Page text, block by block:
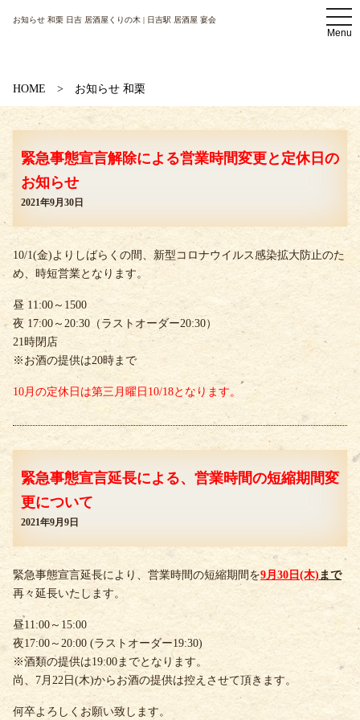
t
o
g
v
g
t
Menu
お知らせ 和栗 日吉 居酒屋くりの木 | 日吉駅 居酒屋 宴会
HOME お知らせ 和栗
緊急事態宣言解除による営業時間変更と定休日の
お知らせ
2021年9月30日
10/1(金)よりしばらくの間、新型コロナウイルス感染拡大防止のた
め、時短営業となります。
昼 11:00～1500
夜 17:00～20:30（ラストオーダー20:30）
21時閉店
※お酒の提供は20時まで
10月の定休日は第三月曜日10/18となります。
緊急事態宣言延長による、営業時間の短縮期間変
更について
2021年9月9日
緊急事態宣言延長により、営業時間の短縮期間を9月30 日(木) まで
再々延長いたします。
昼11:00～15:00
夜17:00～20:00 (ラストオーダー19:30)
※酒類の提供は19:00までとなります。
尚、7月22日(木)からお酒の提供は控えさせて頂きます。
何卒よろしくお願い致します。